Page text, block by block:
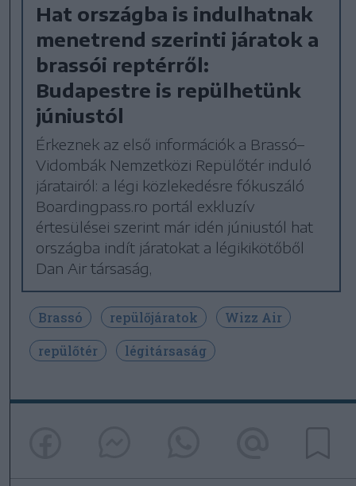
Hat országba is indulhatnak
menetrend szerinti járatok a
brassói reptérről:
Budapestre is repülhetünk
júniustól
Érkeznek az első információk a Brassó–
Vidombák Nemzetközi Repülőtér induló
járatairól: a légi közlekedésre fókuszáló
Boardingpass.ro portál exkluzív
értesülései szerint már idén júniustól hat
országba indít járatokat a légikikötőből
Dan Air társaság,
Brassó repülőjáratok
Wizz Air
repülőtér
légitársaság